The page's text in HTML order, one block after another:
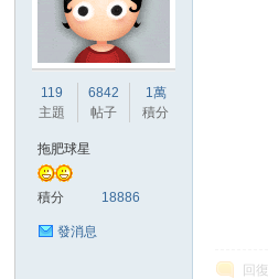
119
主題
6842
帖子
1萬
積分
拖肥球星
積分 18886
發消息
回復